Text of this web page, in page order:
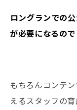
――ロングランで
が必要になるので
もちろんコンテ
えるスタッフの